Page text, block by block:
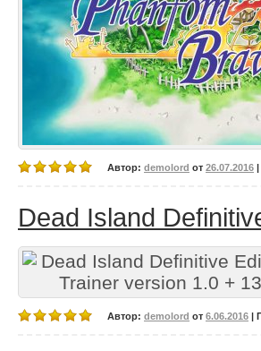
Автор: demolord от 26.07.2016 |
Dead Island
Автор: demolord от 6.06.2016 |